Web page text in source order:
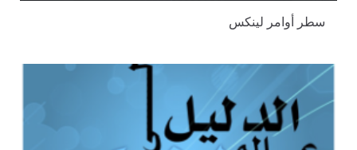
سطر أوامر لينكس